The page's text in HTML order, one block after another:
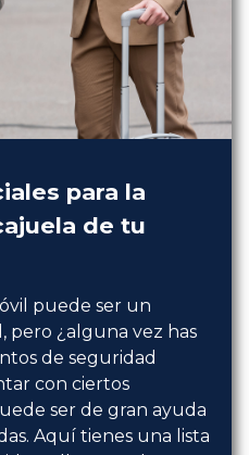
para la
de tu
puede ser un
pero ¿alguna vez has
de seguridad
con ciertos
ser de gran ayuda
Aquí tienes una lista